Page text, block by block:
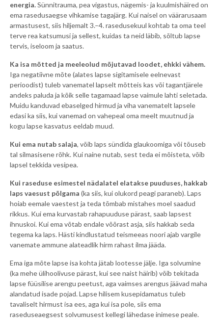
energia.Sünnitrauma, pea vigastus, nägemis- ja kuulmishäired on
ema rasedusaegse vihkamise tagajärg. Kui naisel on väärarusaam
armastusest, siis hiljemalt 3.–4. rasedusekuul kohtab ta oma teel
terve rea katsumusi ja sellest, kuidas ta neid läbib, sõltub lapse
tervis, iseloom ja saatus.
Ka isa mõtted ja meeleolud mõjutavad loodet, ehkki vähem.
Iga negatiivne mõte (alates lapse sigitamisele eelnevast
perioodist) tuleb vanematel lapselt mõtteis kas või tagantjärele
andeks paluda ja kõik selle tagamaad lapse vaimule lahti seletada.
Muidu kanduvad ebaselged hirmud ja viha vanematelt lapsele
edasi ka siis, kui vanemad on vahepeal oma meelt muutnud ja
kogu lapse kasvatus eeldab muud.
Kui ema nutab salaja, võib laps sündida glaukoomiga või tõuseb
tal silmasisene rõhk. Kui naine nutab, sest teda ei mõisteta, võib
lapsel tekkida vesipea.
Kui raseduse esimestel nädalatel elatakse puuduses, hakkab
laps vaesust põlgama (ka siis, kui olukord peagi paraneb). Laps
hoiab eemale vaestest ja teda tõmbab mistahes moel saadud
rikkus. Kui ema kurvastab rahapuuduse pärast, saab lapsest
ihnuskoi. Kui ema võtab endale võõrast asja, siis hakkab seda
tegema ka laps. Hästi kindlustatud teismeeas noori ajab vargile
vanemate ammune alateadlik hirm rahast ilma jääda.
Ema iga mõte lapse isa kohta jätab lootesse jälje. Iga solvumine
(ka mehe ülihoolivuse pärast, kui see naist häirib) võib tekitada
lapse füüsilise arengu peetust, aga vaimses arengus jäävad maha
alandatud isade pojad. Lapse hilisem kusepidamatus tuleb
tavaliselt hirmust isa ees, aga kui isa pole, siis ema
raseduseaegsest solvumusest kellegi lähedase inimese peale.